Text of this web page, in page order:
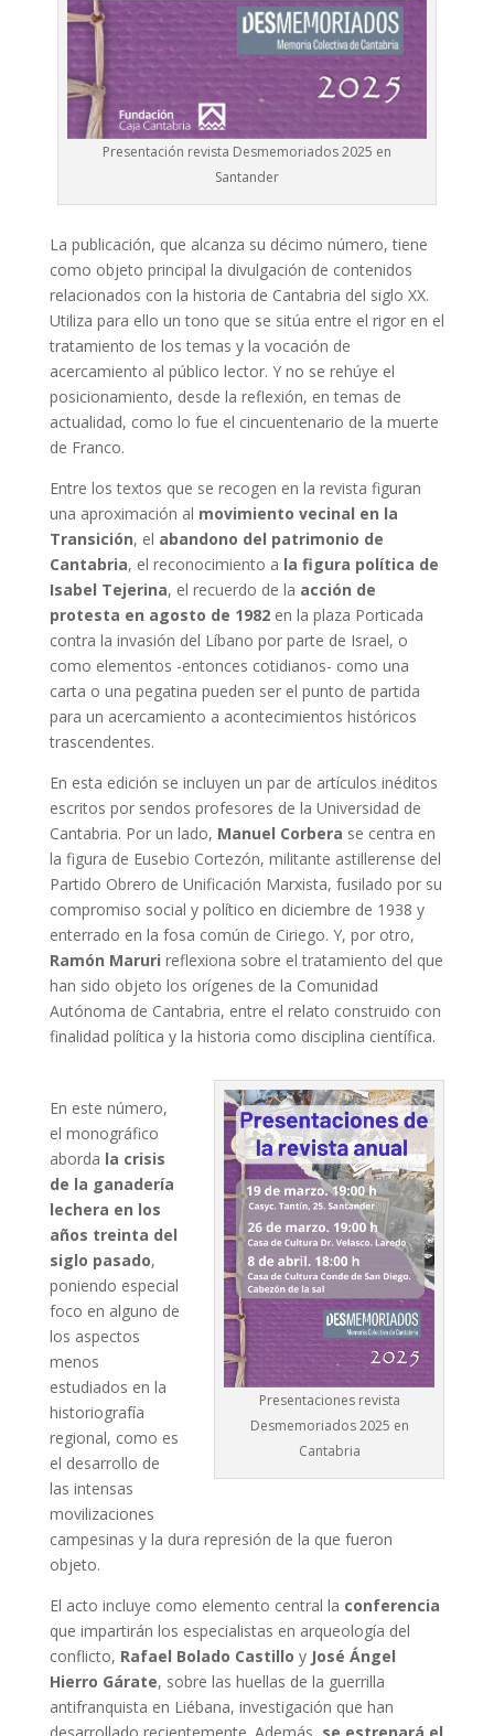
Presentación revista Desmemoriados 2025 en
Santander
La publicación, que alcanza su décimo número, tiene
como objeto principal la divulgación de contenidos
relacionados con la historia de Cantabria del siglo XX.
Utiliza para ello un tono que se sitúa entre el rigor en el
tratamiento de los temas y la vocación de
acercamiento al público lector. Y no se rehúye el
posicionamiento, desde la reflexión, en temas de
actualidad, como lo fue el cincuentenario de la muerte
de Franco.
Entre los textos que se recogen en la revista figuran
una aproximación al movimiento vecinal en la
Transición, el abandono del patrimonio de
Cantabria, el reconocimiento a la figura política de
Isabel Tejerina, el recuerdo de la acción de
protesta en agosto de 1982en la plaza Porticada
contra la invasión del Líbano por parte de Israel, o
como elementos -entonces cotidianos- como una
carta o una pegatina pueden ser el punto de partida
para un acercamiento a acontecimientos históricos
trascendentes.
En esta edición se incluyen un par de artículos inéditos
escritos por sendos profesores de la Universidad de
Cantabria. Por un lado, Manuel Corbera se centra en
la figura de Eusebio Cortezón, militante astillerense del
Partido Obrero de Unificación Marxista, fusilado por su
compromiso social y político en diciembre de 1938 y
enterrado en la fosa común de Ciriego. Y, por otro,
Ramón Maruri reflexiona sobre el tratamiento del que
han sido objeto los orígenes de la Comunidad
Autónoma de Cantabria, entre el relato construido con
finalidad política y la historia como disciplina científica.
Presentaciones revista
Desmemoriados 2025 en
Cantabria
En este número,
el monográfico
aborda la crisis
de la ganadería
lechera en los
años treinta del
siglo pasado,
poniendo especial
foco en alguno de
los aspectos
menos
estudiados en la
historiografía
regional, como es
el desarrollo de
las intensas
movilizaciones
campesinas y la dura represión de la que fueron
objeto.
El acto incluye como elemento central la conferencia
que impartirán los especialistas en arqueología del
conflicto, Rafael Bolado Castillo y José Ángel
Hierro Gárate, sobre las huellas de la guerrilla
antifranquista en Liébana, investigación que han